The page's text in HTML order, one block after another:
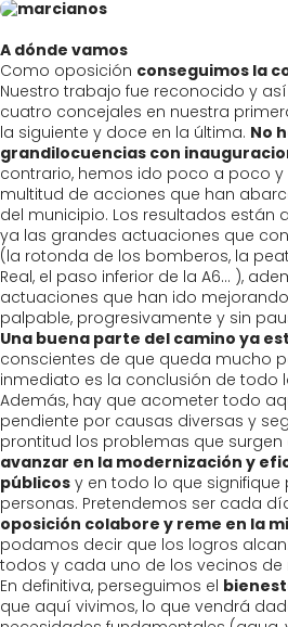
A dónde vamos
Como oposición conseguimos la
Nuestro trabajo fue reconocido y
cuatro concejales en nuestra
la siguiente y doce en la última. No
grandilocuencias con
contrario, hemos ido poco a poco
multitud de acciones que han
del municipio. Los resultados están
ya las grandes actuaciones que
(la rotonda de los bomberos, la
Real, el paso inferior de la A6… ),
actuaciones que han ido
palpable, progresivamente y sin
Una buena parte del camino ya
conscientes de que queda mucho
inmediato es la conclusión de todo
Además, hay que acometer todo
pendiente por causas diversas y
prontitud los problemas que surgen
avanzar en la modernización y
públicos y en todo lo que signifique
personas. Pretendemos ser cada
oposición colabore y reme en la
podamos decir que los logros
todos y cada uno de los vecinos de
En definitiva, perseguimos el
que aquí vivimos, lo que vendrá